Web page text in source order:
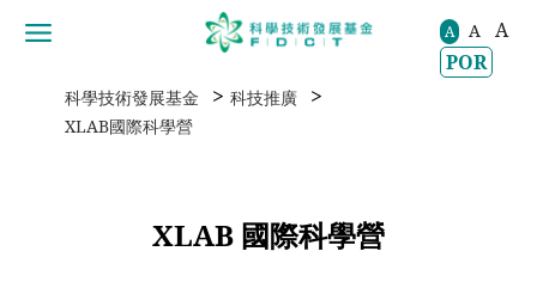
移動到内容區域 A A
A
POR
科學技術發展基金 > 科技推廣 >
XLAB國際科學營
XLAB 國際科學營